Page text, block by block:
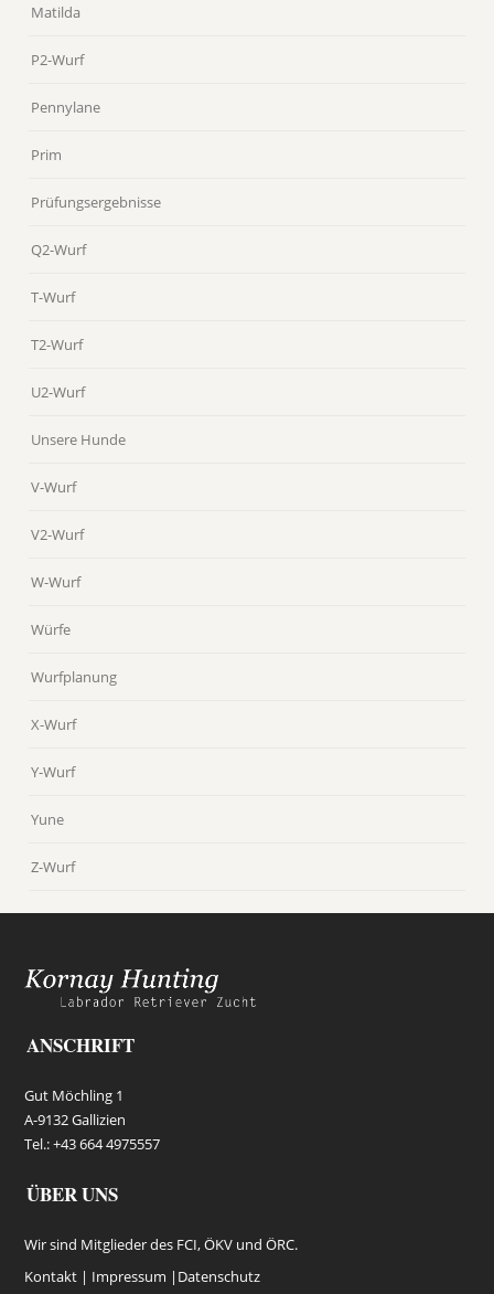
Matilda
P2-Wurf
Pennylane
Prim
Prüfungsergebnisse
Q2-Wurf
T-Wurf
T2-Wurf
U2-Wurf
Unsere Hunde
V-Wurf
V2-Wurf
W-Wurf
Würfe
Wurfplanung
X-Wurf
Y-Wurf
Yune
Z-Wurf
ANSCHRIFT
Gut Möchling 1
A-9132 Gallizien
Tel.: +43 664 4975557
ÜBER UNS
Wir sind Mitglieder des FCI, ÖKV und ÖRC.
Kontakt | Impressum | Datenschutz